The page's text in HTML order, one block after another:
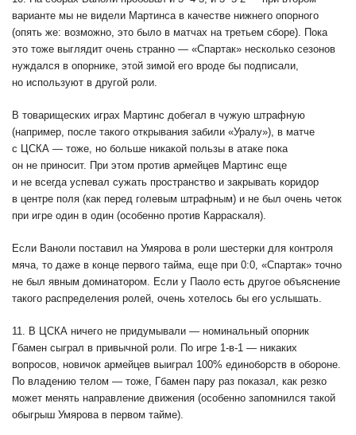
варианте мы не видели Мартинса в качестве нижнего опорного
(опять же: возможно, это было в матчах на третьем сборе). Пока
это тоже выглядит очень странно — «Спартак» несколько сезонов
нуждался в опорнике, этой зимой его вроде бы подписали,
но используют в другой роли.
В товарищеских играх Мартинс добегал в чужую штрафную
(например, после такого открывания забили «Уралу»), в матче
с ЦСКА — тоже, но больше никакой пользы в атаке пока
он не приносит. При этом против армейцев Мартинс еще
и не всегда успевал сужать пространство и закрывать коридор
в центре поля (как перед голевым штрафным) и не был очень четок
при игре один в один (особенно против Карраскаля).
Если Ваноли поставил на Умярова в роли шестерки для контроля
мяча, то даже в конце первого тайма, еще при 0:0, «Спартак» точно
не был явным доминатором. Если у Паоло есть другое объяснение
такого распределения ролей, очень хотелось бы его услышать.
11. В ЦСКА ничего не придумывали — номинальный опорник
Гбамен сыграл в привычной роли. По игре 1-в-1 — никаких
вопросов, новичок армейцев выиграл 100% единоборств в обороне.
По владению телом — тоже, Гбамен пару раз показал, как резко
может менять направление движения (особенно запомнился такой
обыгрыш Умярова в первом тайме).